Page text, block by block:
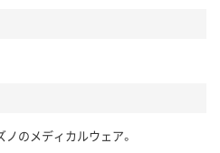
のメディカルウェア。